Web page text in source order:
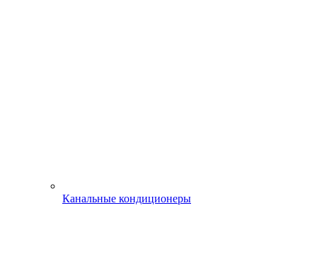
Канальные кондиционеры